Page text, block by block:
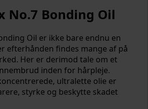
No.7 Bonding Oil
Oil er ikke bare endnu en
efterhånden findes mange af på
Her er derimod tale om et
inden for hårpleje.
ultralette olie er
styrke og beskytte skadet